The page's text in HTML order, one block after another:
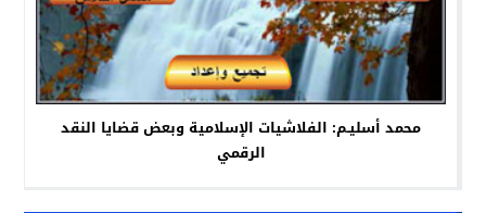
محمد أسليـم: الفلاشيات الإسلامية وبعض قضايا النقد
الرقمي